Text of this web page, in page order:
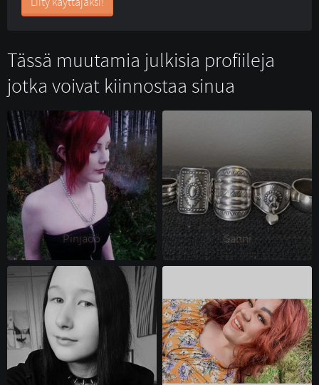
Tässä muutamia julkisia profiileja
jotka voivat kiinnostaa sinua
Pinjaöö Sanni